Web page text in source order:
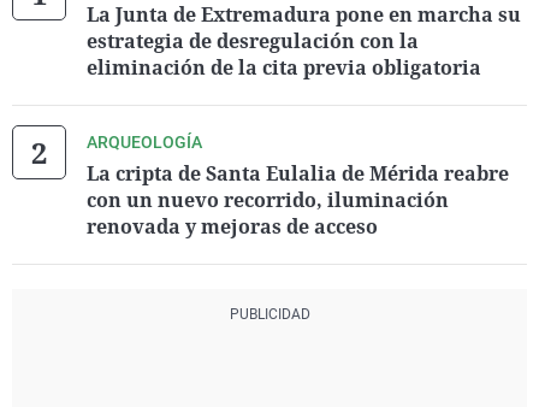
La Junta de Extremadura pone en marcha su
estrategia de desregulación con la
eliminación de la cita previa obligatoria
ARQUEOLOGÍA
La cripta de Santa Eulalia de Mérida reabre
con un nuevo recorrido, iluminación
renovada y mejoras de acceso